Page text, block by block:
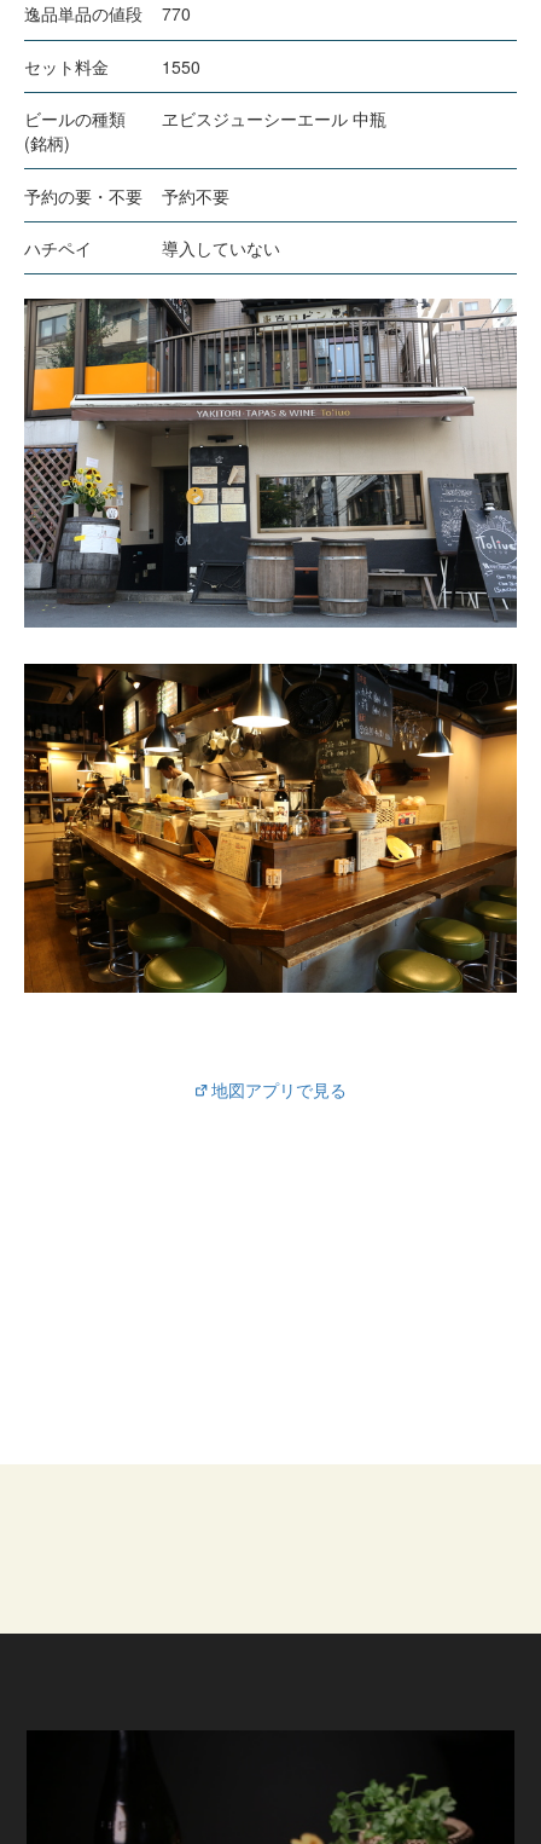
逸品単品の値段 770
セット料金 1550
ビールの種類
(銘柄)
ヱビスジューシーエール 中瓶
予約の要・不要 予約不要
ハチペイ 導入していない
地図アプリで見る